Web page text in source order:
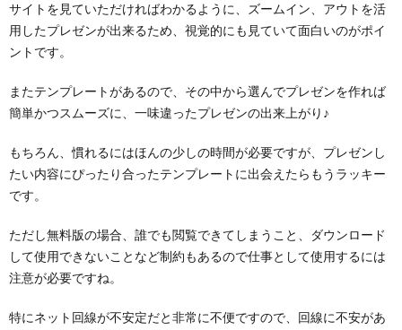
サイトを見ていただければわかるように、ズームイン、アウトを活
用したプレゼンが出来るため、視覚的にも見ていて面白いのがポイ
ントです。
またテンプレートがあるので、その中から選んでプレゼンを作れば
簡単かつスムーズに、一味違ったプレゼンの出来上がり♪
もちろん、慣れるにはほんの少しの時間が必要ですが、プレゼンし
たい内容にぴったり合ったテンプレートに出会えたらもうラッキー
です。
ただし無料版の場合、誰でも閲覧できてしまうこと、ダウンロード
して使用できないことなど制約もあるので仕事として使用するには
注意が必要ですね。
特にネット回線が不安定だと非常に不便ですので、回線に不安があ